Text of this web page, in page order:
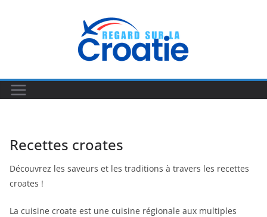
Recettes croates
Découvrez les saveurs et les traditions à travers les recettes
croates !
La cuisine croate est une cuisine régionale aux multiples